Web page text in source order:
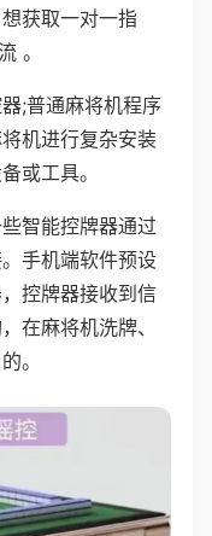
获取一对一指
。
;普通麻将机程序
机进行复杂安装
或工具。
智能控牌器通过
手机端软件预设
控牌器接收到信
在麻将机洗牌、
。